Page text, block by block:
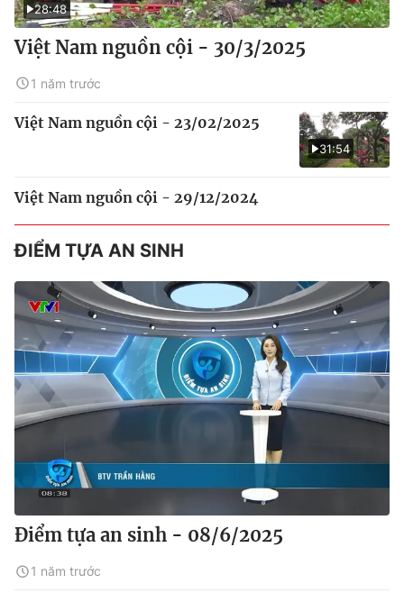
28:48
Việt Nam nguồn cội - 30/3/2025
1 năm trước
31:54
Việt Nam nguồn cội - 23/02/2025
Việt Nam nguồn cội - 29/12/2024
ĐIỂM TỰA AN SINH
Điểm tựa an sinh - 08/6/2025
1 năm trước